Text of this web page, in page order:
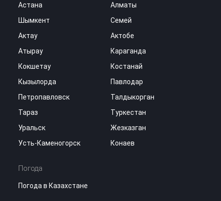
Астана
Алматы
Шымкент
Семей
Актау
Актобе
Атырау
Караганда
Кокшетау
Костанай
Кызылорда
Павлодар
Петропавловск
Талдыкорган
Тараз
Туркестан
Уральск
Жезказган
Усть-Каменогорск
Конаев
Погода
Погода в Казахстане